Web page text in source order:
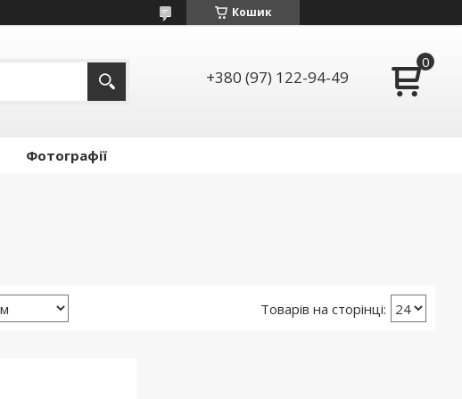
Кошик
+380 (97) 122-94-49
Фотографії